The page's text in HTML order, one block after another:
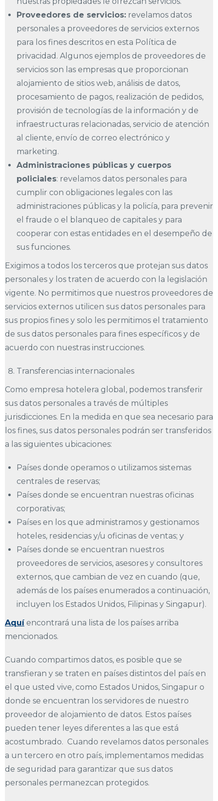
Proveedores de servicios: revelamos datos
personales a proveedores de servicios externos
para los fines descritos en esta Política de
privacidad. Algunos ejemplos de proveedores de
servicios son las empresas que proporcionan
alojamiento de sitios web, análisis de datos,
procesamiento de pagos, realización de pedidos,
provisión de tecnologías de la información y de
infraestructuras relacionadas, servicio de atención
al cliente, envío de correo electrónico y
marketing.
Administraciones públicas y cuerpos
policiales: revelamos datos personales para
cumplir con obligaciones legales con las
administraciones públicas y la policía, para prevenir
el fraude o el blanqueo de capitales y para
cooperar con estas entidades en el desempeño de
sus funciones.
Exigimos a todos los terceros que protejan sus datos
personales y los traten de acuerdo con la legislación
vigente. No permitimos que nuestros proveedores de
servicios externos utilicen sus datos personales para
sus propios fines y solo les permitimos el tratamiento
de sus datos personales para fines específicos y de
acuerdo con nuestras instrucciones.
Transferencias internacionales
Como empresa hotelera global, podemos transferir
sus datos personales a través de múltiples
jurisdicciones. En la medida en que sea necesario para
los fines, sus datos personales podrán ser transferidos
a las siguientes ubicaciones:
Países donde operamos o utilizamos sistemas
centrales de reservas;
Países donde se encuentran nuestras oficinas
corporativas;
Países en los que administramos y gestionamos
hoteles, residencias y/u oficinas de ventas; y
Países donde se encuentran nuestros
proveedores de servicios, asesores y consultores
externos, que cambian de vez en cuando (que,
además de los países enumerados a continuación,
incluyen los Estados Unidos, Filipinas y Singapur).
Aquíencontrará una lista de los países arriba
mencionados.
Cuando compartimos datos, es posible que se
transfieran y se traten en países distintos del país en
el que usted vive, como Estados Unidos, Singapur o
donde se encuentran los servidores de nuestro
proveedor de alojamiento de datos. Estos países
pueden tener leyes diferentes a las que está
acostumbrado. Cuando revelamos datos personales
a un tercero en otro país, implementamos medidas
de seguridad para garantizar que sus datos
personales permanezcan protegidos.